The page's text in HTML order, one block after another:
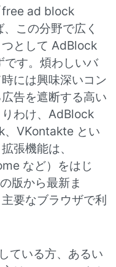
free ad block
この分野で広く
として AdBlock
です。煩わしいバ
には興味深いコン
告を遮断する高い
わけ、AdBlock
、VKontakte とい
張機能は、
など）をはじ
版から最新ま
要なブラウザで利
ている方、あるい